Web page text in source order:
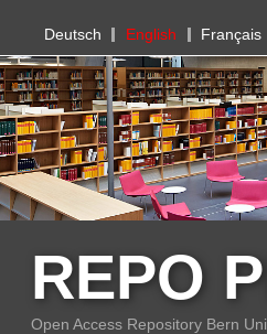
PHBern
Deutsch English Français
REPO
Open Access Repository Bern